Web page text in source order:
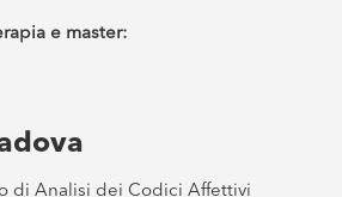
e master:
di Analisi dei Codici Affettivi